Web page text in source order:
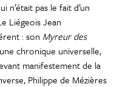
pas le fait d’un
Liégeois Jean
: son Myreur des
chronique universelle,
manifestement de la
Philippe de Mézières